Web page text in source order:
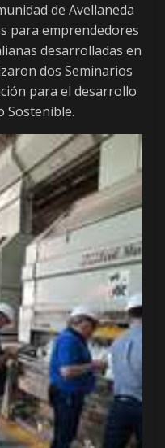
de Avellaneda
para emprendedores
desarrolladas en
dos Seminarios
para el desarrollo
Sostenible.